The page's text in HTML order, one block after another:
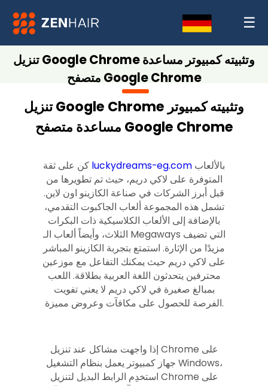
☰
تنزيل Google Chrome وتثبيته كمبيوتر مساعدة
متصفح Google Chrome
تنزيل Google Chrome وتثبيته كمبيوتر
مساعدة متصفح Google Chrome
luckydreams-eg.com
المتوفرة على لاكي دريم، حيث تم تطويرها من
قبل أبرز الشركات في صناعة الكازينو اون لاين.
تشمل هذه المجموعة ألعاب الجاكبوت التقدمي،
بالإضافة إلى الألعاب الكلاسيكية ذات البكرات
الثلاث، وأيضاً ألعاب الـ Megaways التي تضيف
مزيدًا من الإثارة. استمتع بتجربة الكازينو المباشر
على لاكي دريم حيث يمكنك التفاعل مع موزعين
محترفين يتحدثون اللغة العربية بطلاقة. اللعب
بمبالغ صغيرة في لاكي دريم لا يعني تفويت
الفرصة للحصول على مكافآت وعروض مميزة.
إذا واجهت مشاكل عند تنزيل Chrome على
جهاز كمبيوتر يعمل بنظام التشغيل Windows،
استخدِم الرابط البديل لتنزيل Chrome على